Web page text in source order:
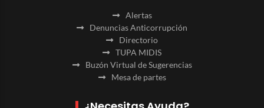
Alertas
Denuncias Anticorrupción
Directorio
TUPA MIDIS
Buzón Virtual de Sugerencias
Mesa de partes